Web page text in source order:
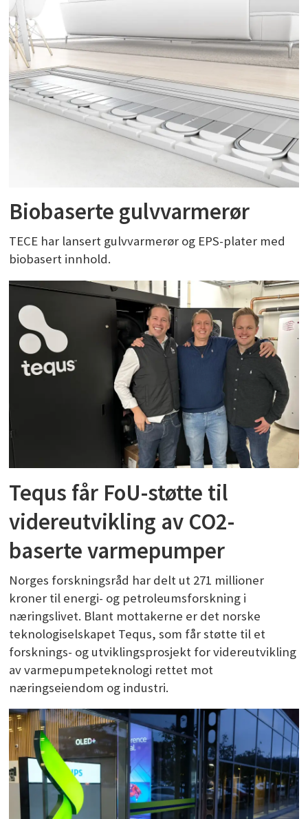
Biobaserte gulvvarmerør
TECE har lansert gulvvarmerør og EPS-plater med
biobasert innhold.
Tequs får FoU-støtte til
videreutvikling av CO2-
baserte varmepumper
Norges forskningsråd har delt ut 271 millioner
kroner til energi- og petroleumsforskning i
næringslivet. Blant mottakerne er det norske
teknologiselskapet Tequs, som får støtte til et
forsknings- og utviklingsprosjekt for videreutvikling
av varmepumpeteknologi rettet mot
næringseiendom og industri.